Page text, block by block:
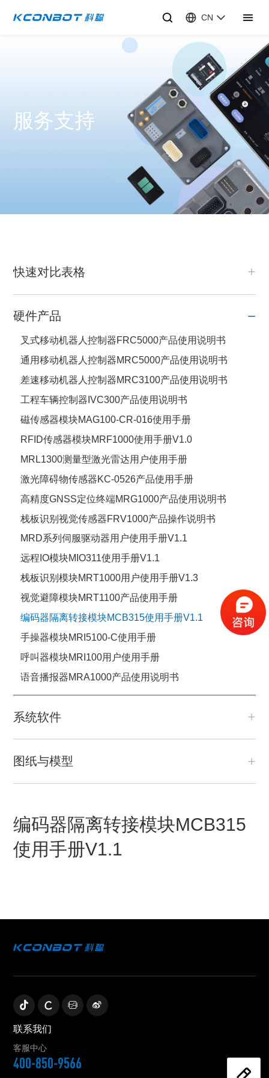
CN
服务支持
快速对比表格
硬件产品
叉式移动机器人控制器FRC5000产品使用说明书
通用移动机器人控制器MRC5000产品使用说明书
差速移动机器人控制器MRC3100产品使用说明书
工程车辆控制器IVC300产品使用说明书
磁传感器模块MAG100-CR-016使用手册
RFID传感器模块MRF1000使用手册V1.0
MRL1300测量型激光雷达用户使用手册
激光障碍物传感器KC-0526产品使用手册
高精度GNSS定位终端MRG1000产品使用说明书
栈板识别视觉传感器FRV1000产品操作说明书
MRD系列伺服驱动器用户使用手册V1.1
远程IO模块MIO311使用手册V1.1
栈板识别模块MRT1000用户使用手册V1.3
视觉避障模块MRT1100产品使用手册
编码器隔离转接模块MCB315使用手册V1.1
手操器模块MRI5100-C使用手册
呼叫器模块MRI100用户使用手册
语音播报器MRA1000产品使用说明书
系统软件
图纸与模型
编码器隔离转接模块MCB315
使用手册V1.1
联系我们
客服中心
400-850-9566